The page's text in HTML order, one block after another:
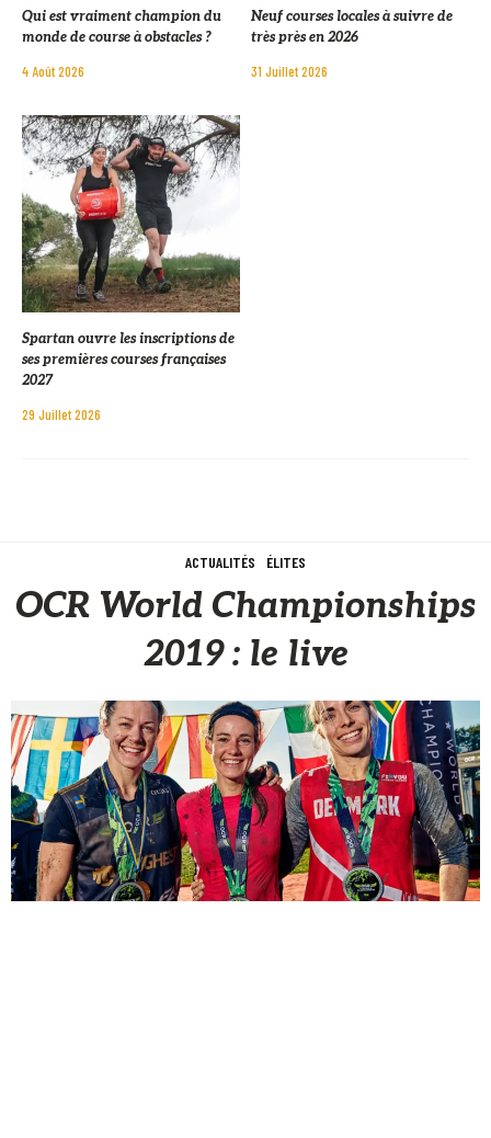
Qui est vraiment champion du
monde de course à obstacles ?
4 Août 2026
Neuf courses locales à suivre de
très près en 2026
31 Juillet 2026
Spartan ouvre les inscriptions de
ses premières courses françaises
2027
29 Juillet 2026
ACTUALITÉS ÉLITES
OCR World Championships
2019 : le live